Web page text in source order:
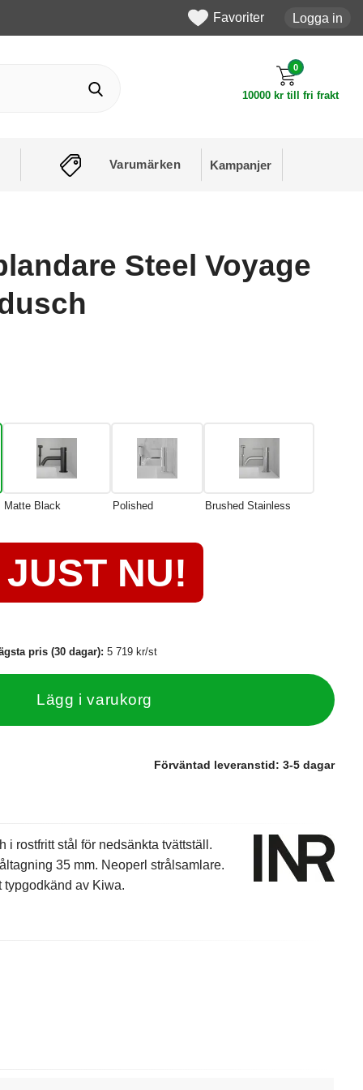
Favoriter Logga in
0
10000 kr till fri frakt
Varumärken Kampanjer
Steel Voyage
Matte Black Polished Brushed Stainless
JUST NU!
pris (30 dagar):5 719 kr/st
Lägg i varukorg
Förväntad leveranstid: 3-5 dagar
i rostfritt stål för nedsänkta tvättställ.
35 mm. Neoperl strålsamlare.
typgodkänd av Kiwa.